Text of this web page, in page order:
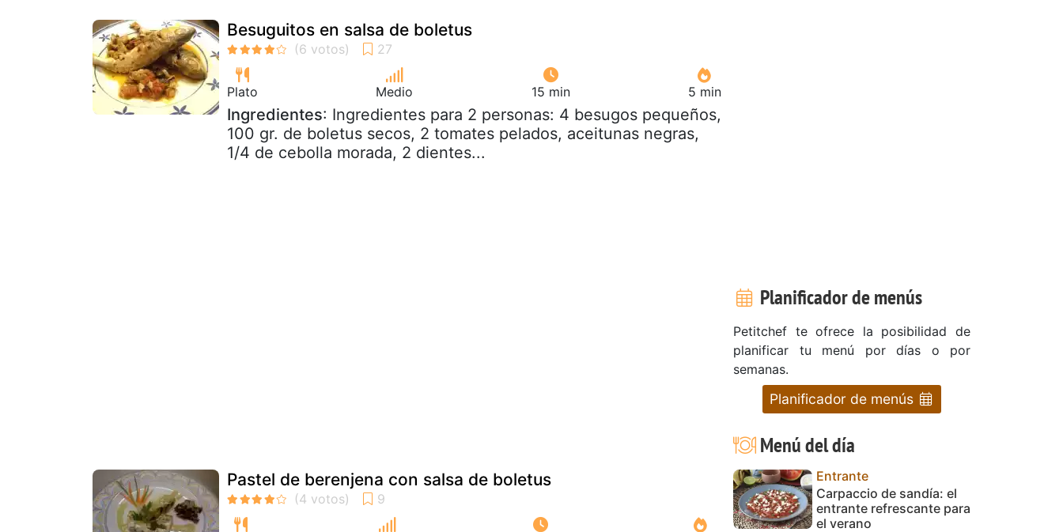
Besuguitos en salsa de boletus
Plato Medio 15 min 5 min
Ingredientes: Ingredientes para 2 personas: 4 besugos pequeños,
100 gr. de boletus secos, 2 tomates pelados, aceitunas negras,
1/4 de cebolla morada, 2 dientes...
Pastel de berenjena con salsa de boletus
Planificador de menús
Petitchef te ofrece la posibilidad de
planificar tu menú por días o por
semanas.
Planificador de menús
Menú del día
Entrante
Carpaccio de sandía: el
entrante refrescante para
el verano